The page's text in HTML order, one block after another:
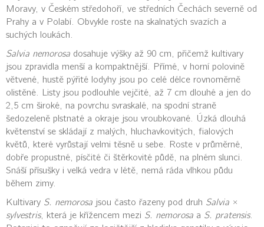
Moravy, v Českém středohoří, ve středních Čechách severně od
Prahy a v Polabí. Obvykle roste na skalnatých svazích a
suchých loukách.
Salvia nemorosa dosahuje výšky až 90 cm, přičemž kultivary
jsou zpravidla menší a kompaktnější. Přímé, v horní polovině
větvené, hustě pýřité lodyhy jsou po celé délce rovnoměrně
olistěné. Listy jsou podlouhle vejčité, až 7 cm dlouhé a jen do
2,5 cm široké, na povrchu svraskalé, na spodní straně
šedozeleně plstnaté a okraje jsou vroubkované. Úzká dlouhá
květenství se skládají z malých, hluchavkovitých, fialových
květů, které vyrůstají velmi těsně u sebe. Roste v průměrné,
dobře propustné, písčité či štěrkovité půdě, na plném slunci.
Snáší přísušky i velká vedra v létě, nemá ráda vlhkou půdu
během zimy.
Kultivary S. nemorosa jsou často řazeny pod druh Salvia ×
sylvestris, která je křížencem mezi S. nemorosa a S. pratensis.